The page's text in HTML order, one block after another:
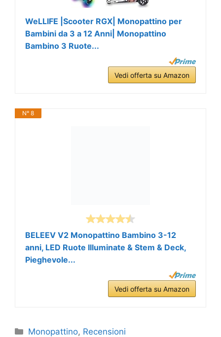
WeLLIFE |Scooter RGX| Monopattino per
Bambini da 3 a 12 Anni| Monopattino
Bambino 3 Ruote...
Vedi offerta su Amazon
N° 8
BELEEV V2 Monopattino Bambino 3-12
anni, LED Ruote Illuminate & Stem & Deck,
Pieghevole...
Vedi offerta su Amazon
Categorie
Monopattino, Recensioni